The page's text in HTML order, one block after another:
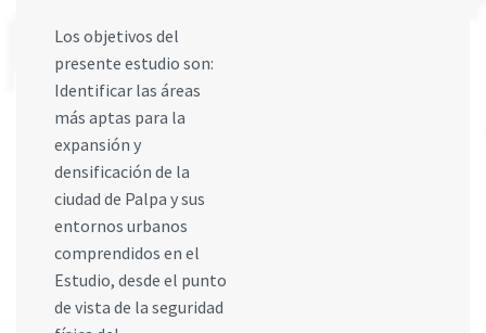
Los objetivos del
presente estudio son:
Identificar las áreas
más aptas para la
expansión y
densificación de la
ciudad de Palpa y sus
entornos urbanos
comprendidos en el
Estudio, desde el punto
de vista de la seguridad